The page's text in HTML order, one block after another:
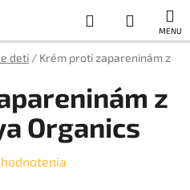
Hľadať
KOŠÍK
deti / Krém proti zapareninám z
z
Organics